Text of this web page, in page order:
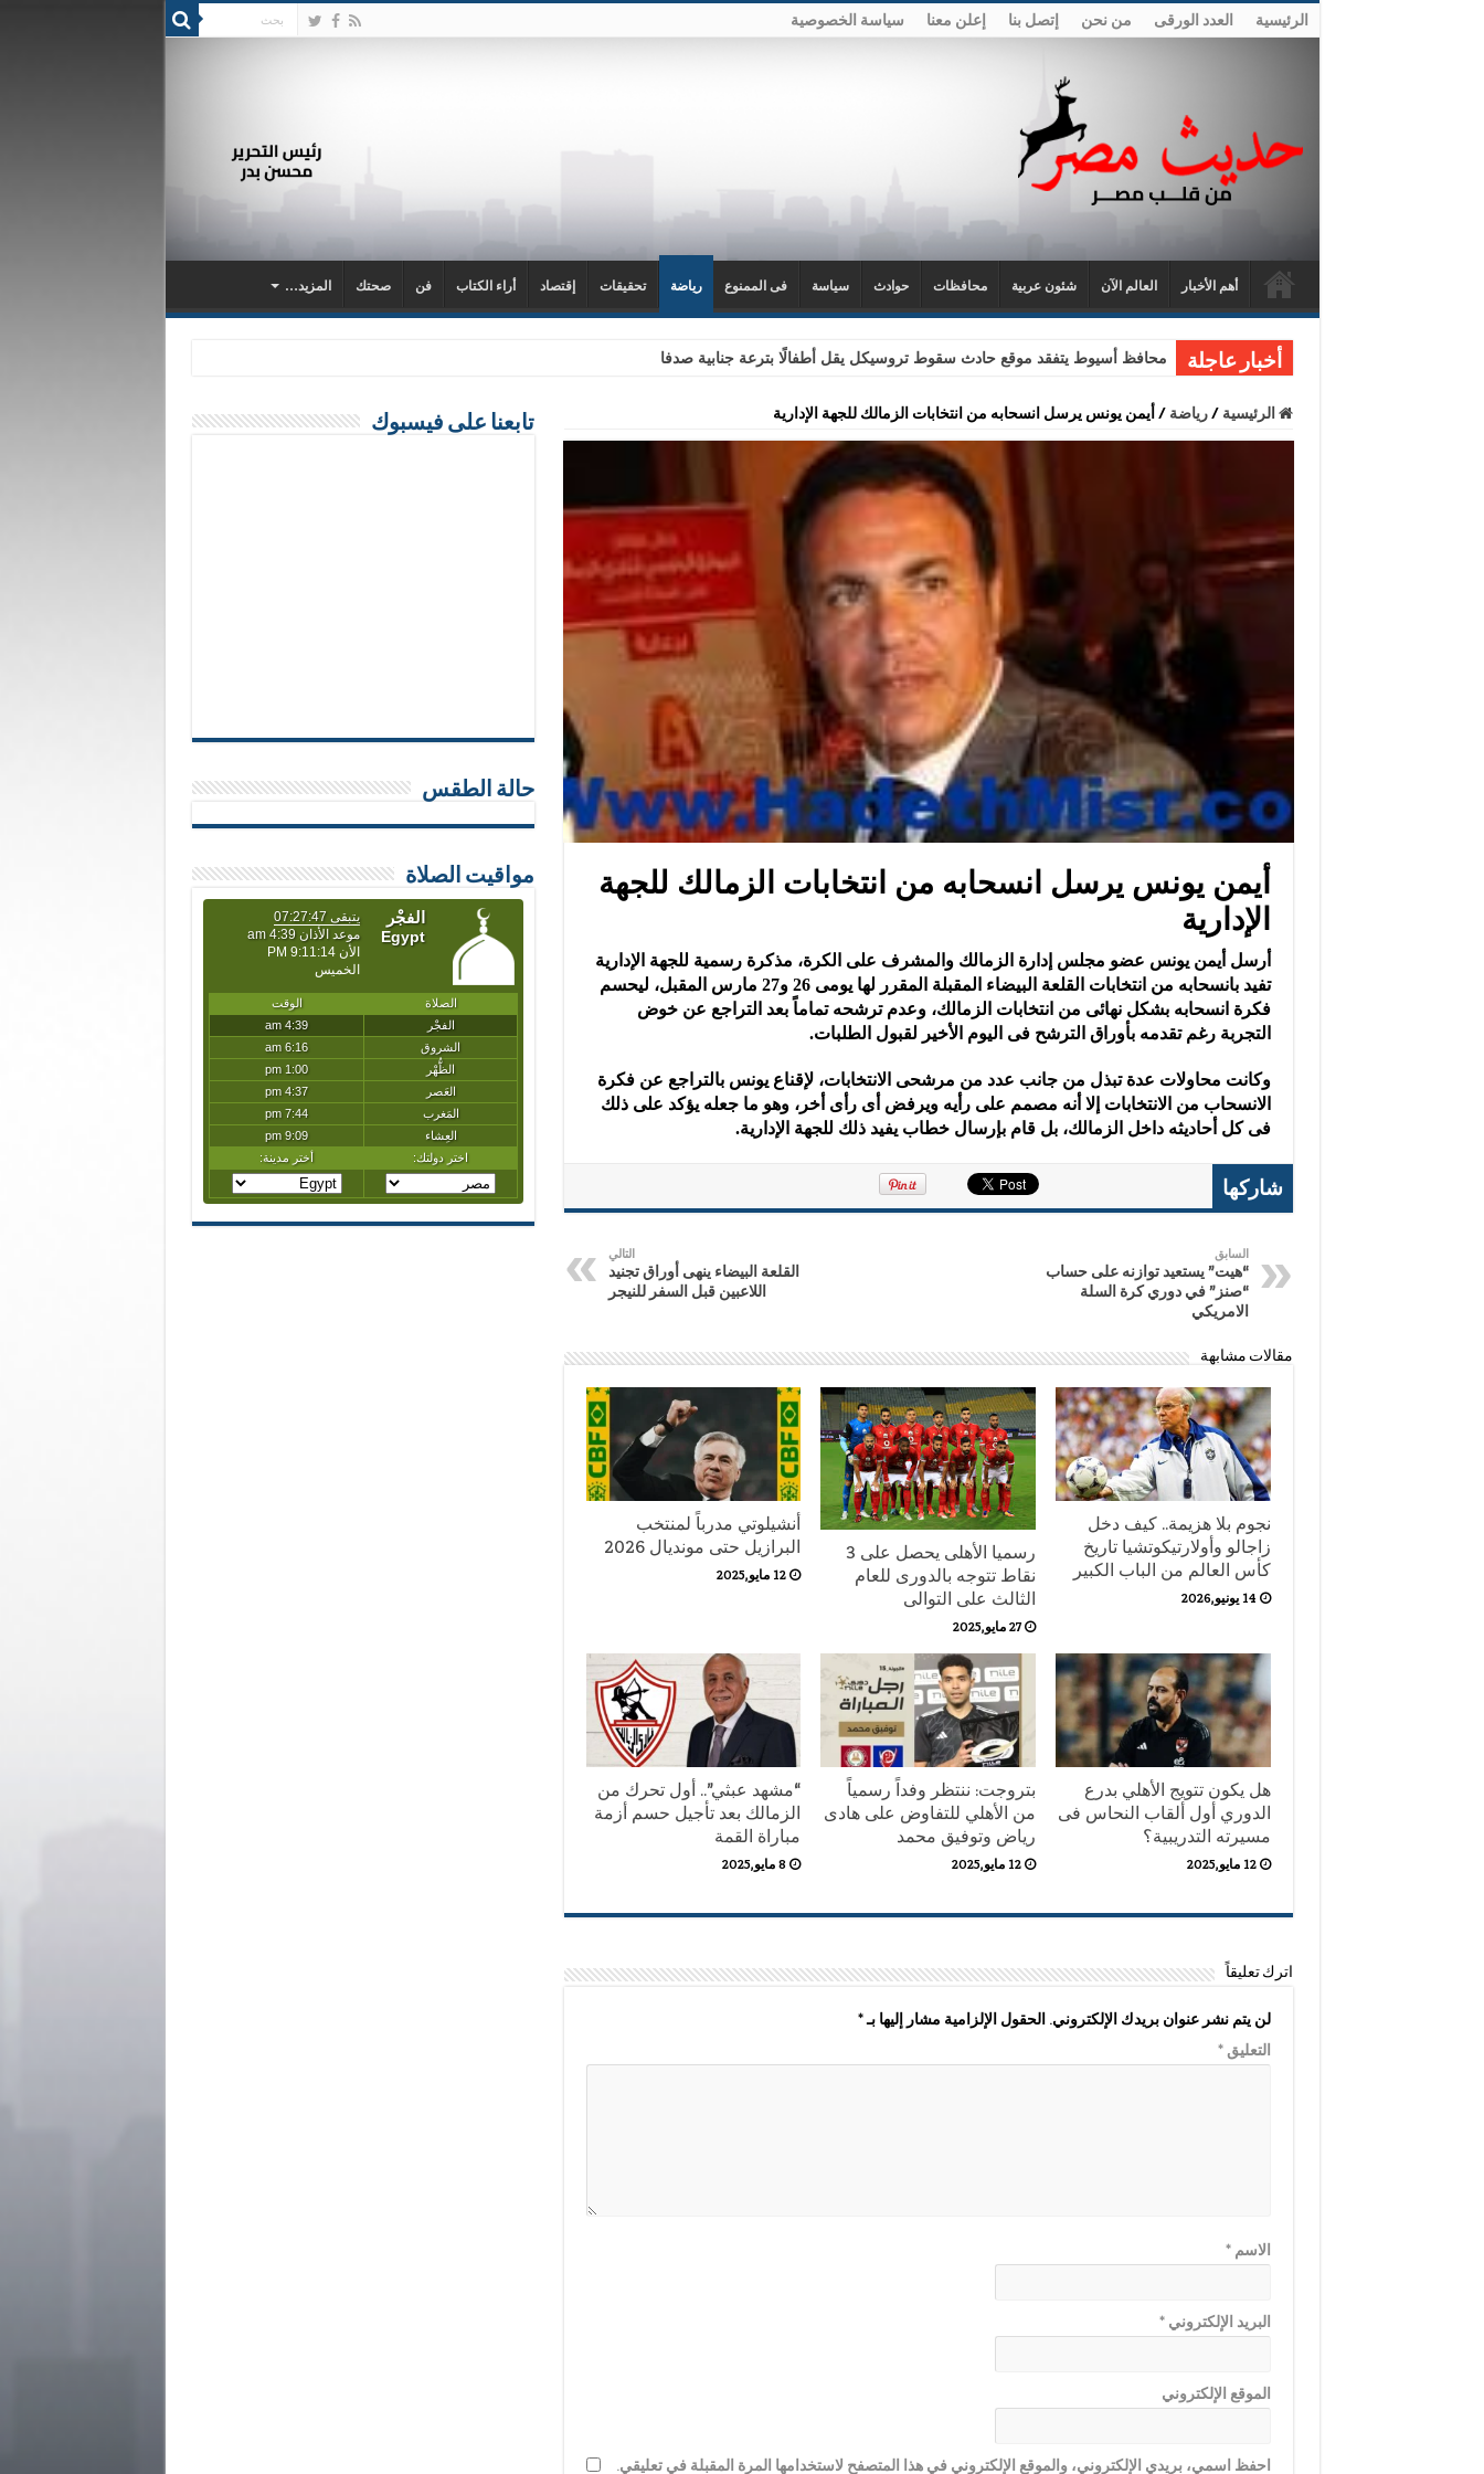
الرئيسية العدد الورقى من نحن إتصل بنا إعلن معنا سياسة الخصوصية
أهم الأخبار العالم الآن شئون عربية محافظات حوادث سياسة فى الممنوع رياضة تحقيقات إقتصاد أراء الكتاب فن صحتك المزيد…
أخبار عاجلة محافظ أسيوط يتفقد موقع حادث سقوط تروسيكل يقل أطفالًا بترعة جنابية صدفا
الرئيسية /رياضة /أيمن يونس يرسل انسحابه من انتخابات الزمالك للجهة الإدارية
أيمن يونس يرسل انسحابه من انتخابات الزمالك للجهة
الإدارية
أرسل أيمن يونس عضو مجلس إدارة الزمالك والمشرف على الكرة، مذكرة رسمية للجهة الإدارية
تفيد بانسحابه من انتخابات القلعة البيضاء المقبلة المقرر لها يومى 26 و27 مارس المقبل، ليحسم
فكرة انسحابه بشكل نهائى من انتخابات الزمالك، وعدم ترشحه تماماً بعد التراجع عن خوض
التجربة رغم تقدمه بأوراق الترشح فى اليوم الأخير لقبول الطلبات.
وكانت محاولات عدة تبذل من جانب عدد من مرشحى الانتخابات، لإقناع يونس بالتراجع عن فكرة
الانسحاب من الانتخابات إلا أنه مصمم على رأيه ويرفض أى رأى أخر، وهو ما جعله يؤكد على ذلك
فى كل أحاديثه داخل الزمالك، بل قام بإرسال خطاب يفيد ذلك للجهة الإدارية.
شاركها
السابق
“هيت” يستعيد توازنه على حساب
“صنز” في دوري كرة السلة
الامريكي
التالي
القلعة البيضاء ينهى أوراق تجنيد
اللاعبين قبل السفر للنيجر
مقالات مشابهة
نجوم بلا هزيمة.. كيف دخل
زاجالو وأولارتيكوتشيا تاريخ
كأس العالم من الباب الكبير
14 يونيو,2026
رسميا الأهلى يحصل على 3
نقاط تتوجه بالدورى للعام
الثالث على التوالى
27 مايو,2025
أنشيلوتي مدرباً لمنتخب
البرازيل حتى مونديال 2026
12 مايو,2025
هل يكون تتويج الأهلي بدرع
الدوري أول ألقاب النحاس فى
مسيرته التدريبية؟
12 مايو,2025
بتروجت: ننتظر وفداً رسمياً
من الأهلي للتفاوض على هادى
رياض وتوفيق محمد
12 مايو,2025
“مشهد عبثي”.. أول تحرك من
الزمالك بعد تأجيل حسم أزمة
مباراة القمة
8 مايو,2025
اترك تعليقاً
لن يتم نشر عنوان بريدك الإلكتروني. الحقول الإلزامية مشار إليها بـ*
التعليق*
الاسم*
البريد الإلكتروني*
الموقع الإلكتروني
احفظ اسمي، بريدي الإلكتروني، والموقع الإلكتروني في هذا المتصفح لاستخدامها المرة المقبلة في تعليقي.
تابعنا على فيسبوك
حالة الطقس
مواقيت الصلاة